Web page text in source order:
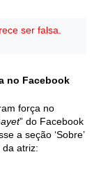
ser falsa.
no Facebook
força no
” do Facebook
a seção ‘Sobre’
atriz: